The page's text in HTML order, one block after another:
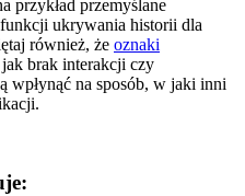
przykład przemyślane
ukrywania historii dla
również, że oznaki
jak brak interakcji czy
wpłynąć na sposób, w jaki inni